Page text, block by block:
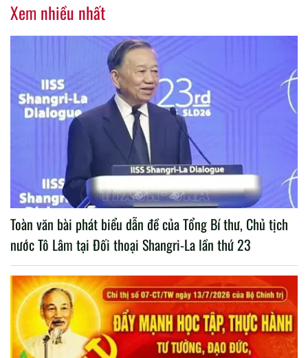
Xem nhiều nhất
Toàn văn bài phát biểu dẫn đề của Tổng Bí thư, Chủ tịch
nước Tô Lâm tại Đối thoại Shangri-La lần thứ 23